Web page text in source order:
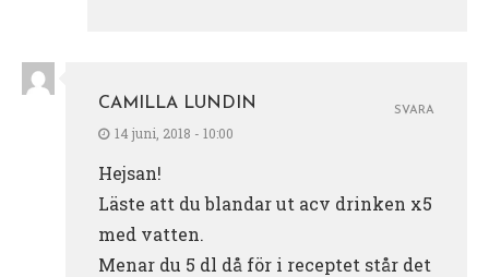
CAMILLA LUNDIN
14 juni, 2018 - 10:00
Hejsan!
Läste att du blandar ut acv drinken x5
med vatten.
Menar du 5 dl då för i receptet står det
SVARA